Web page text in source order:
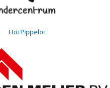
Hoi Pippeloi